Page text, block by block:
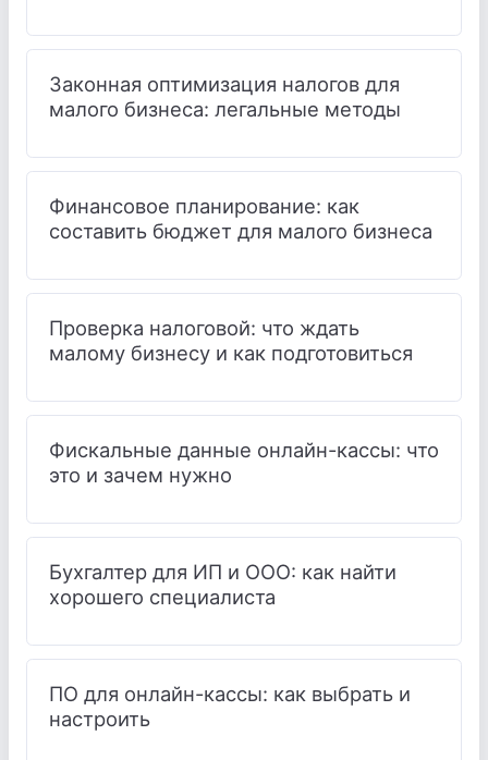
Законная оптимизация налогов для
малого бизнеса: легальные методы
Финансовое планирование: как
составить бюджет для малого бизнеса
Проверка налоговой: что ждать
малому бизнесу и как подготовиться
Фискальные данные онлайн-кассы: что
это и зачем нужно
Бухгалтер для ИП и ООО: как найти
хорошего специалиста
ПО для онлайн-кассы: как выбрать и
настроить